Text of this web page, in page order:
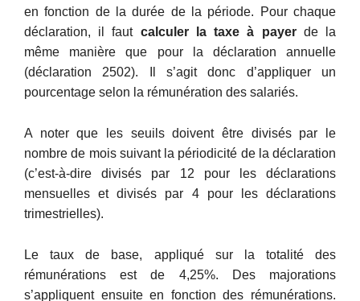
en fonction de la durée de la période. Pour chaque
déclaration, il faut calculer la taxe à payerde la
même manière que pour la déclaration annuelle
(déclaration 2502). Il s’agit donc d’appliquer un
pourcentage selon la rémunération des salariés.
A noter que les seuils doivent être divisés par le
nombre de mois suivant la périodicité de la déclaration
(c’est-à-dire divisés par 12 pour les déclarations
mensuelles et divisés par 4 pour les déclarations
trimestrielles).
Le taux de base, appliqué sur la totalité des
rémunérations est de 4,25%. Des majorations
s’appliquent ensuite en fonction des rémunérations.